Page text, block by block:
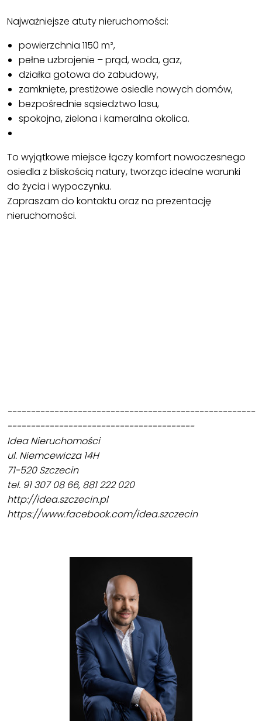
Najważniejsze atuty nieruchomości:
powierzchnia 1150 m²,
pełne uzbrojenie – prąd, woda, gaz,
działka gotowa do zabudowy,
zamknięte, prestiżowe osiedle nowych domów,
bezpośrednie sąsiedztwo lasu,
spokojna, zielona i kameralna okolica.
To wyjątkowe miejsce łączy komfort nowoczesnego
osiedla z bliskością natury, tworząc idealne warunki
do życia i wypoczynku.
Zapraszam do kontaktu oraz na prezentację
nieruchomości.
-----------------------------------------------------
----------------------------------------
Idea Nieruchomości
ul. Niemcewicza 14H
71-520 Szczecin
tel. 91 307 08 66, 881 222 020
http://idea.szczecin.pl
https://www.facebook.com/idea.szczecin